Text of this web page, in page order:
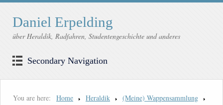
Daniel Erpelding
über Heraldik, Radfahren, Studentengeschichte und anderes
Secondary Navigation
You are here: Home Heraldik
(Meine) Wappensammlung